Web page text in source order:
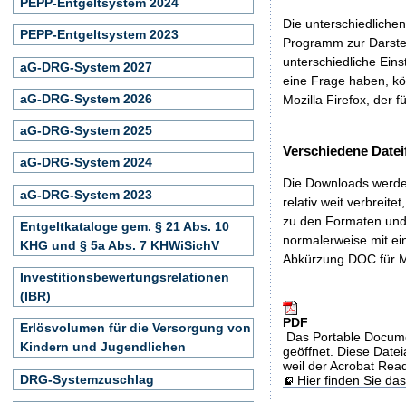
Die
Programm zur
unterschiedliche
eine Frage haben,
Mozilla Firefox, der
Verschiedene
Die Downloads
relativ weit
zu den Formaten
normalerweise mit
Abkürzung DOC für
PDF
Das Portable
geöffnet. Diese
weil der Acrobat
Hier finden Sie
PEPP-Entgeltsystem 2023
aG-DRG-System 2027
aG-DRG-System 2026
aG-DRG-System 2025
aG-DRG-System 2024
aG-DRG-System 2023
Entgeltkataloge gem. § 21 Abs. 10
KHG und § 5a Abs. 7 KHWiSichV
Investitionsbewertungsrelationen
(IBR)
Erlösvolumen für die Versorgung von
Kindern und Jugendlichen
DRG-Systemzuschlag